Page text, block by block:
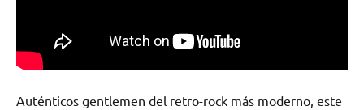
Auténticos gentlemen del retro-rock más moderno, este